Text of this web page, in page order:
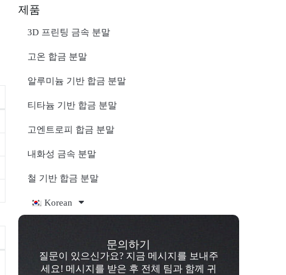
제품
3D 프린팅 금속 분말
고온 합금 분말
알루미늄 기반 합금 분말
티타늄 기반 합금 분말
고엔트로피 합금 분말
내화성 금속 분말
철 기반 합금 분말
Korean
문의하기
질문이 있으신가요? 지금 메시지를 보내주
세요! 메시지를 받은 후 전체 팀과 함께 귀